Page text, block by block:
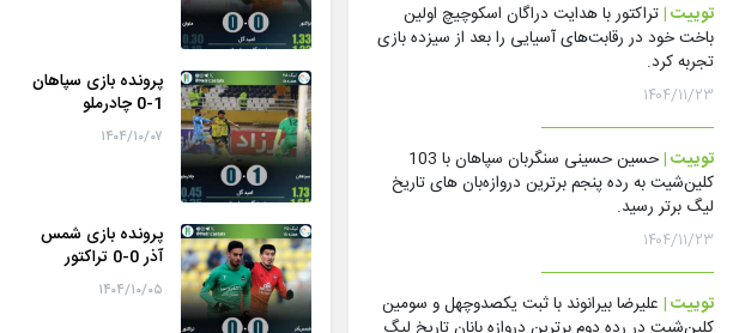
پرونده بازی سپاهان
1-0 چادرملو
۱۴۰۴/۱۰/۰۷
پرونده بازی شمس
آذر 0-0 تراکتور
۱۴۰۴/۱۰/۰۵
توییت |تراکتور با هدایت دراگان اسکوچیچ اولین
باخت خود در رقابت‌های آسیایی را بعد از سیزده بازی
تجربه کرد.
۱۴۰۴/۱۱/۲۳
توییت |
حسین حسینی سنگربان سپاهان با 103
کلین‌شیت به رده پنجم برترین دروازه‌بان های تاریخ
لیگ برتر رسید.
۱۴۰۴/۱۱/۲۳
توییت | علیرضا بیرانوند با ثبت یکصدوچهل و سومین